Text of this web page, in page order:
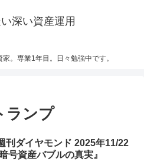
深い資産運用
。専業1年目。日々勉強中です。
ランプ
刊ダイヤモンド 2025年11/22
号資産バブルの真実』